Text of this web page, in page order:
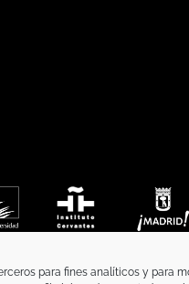
para fines analíticos y para